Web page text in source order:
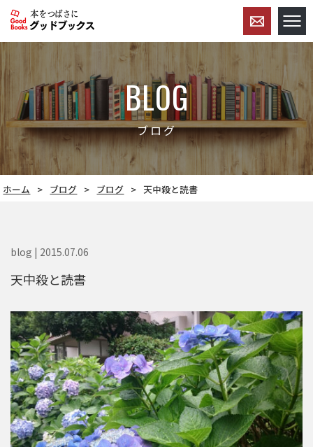
BLOG
ブログ
ホーム ブログ ブログ 天中殺と読書
blog | 2015.07.06
天中殺と読書